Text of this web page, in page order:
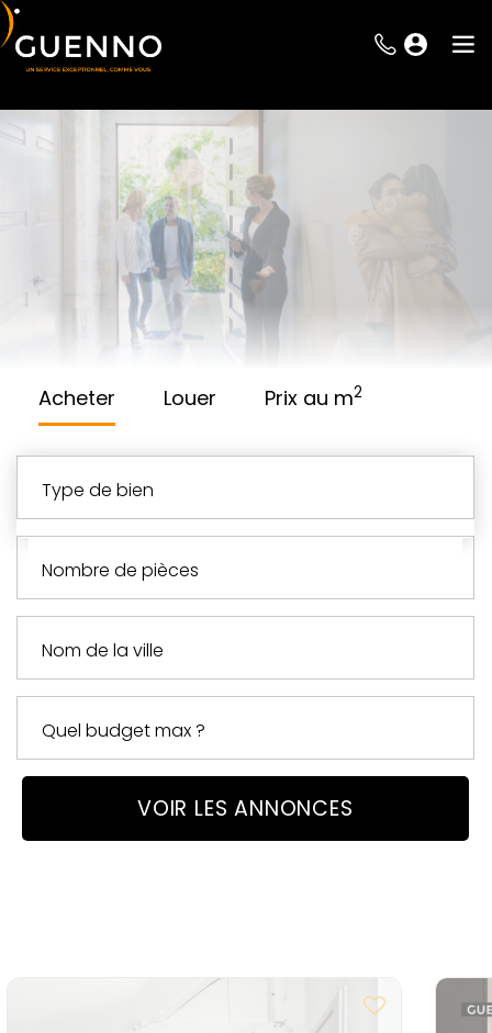
Acheter Louer Prix au m2
type de bien
nombre de pièces
VOIR LES ANNONCES